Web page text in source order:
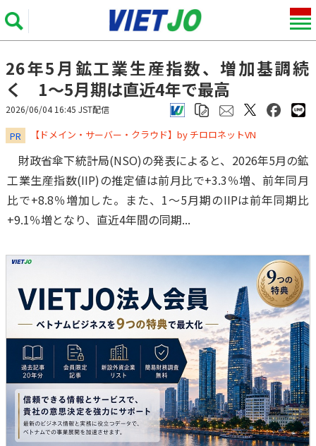
26年5月鉱工業生産指数、増加基調続
く 1～5月期は直近4年で最高
2026/06/04 16:45 JST配信
PR ​​​​​​​【ドメイン・サーバー・クラウド】by チロロネットVN
財政省傘下統計局(NSO)の発表によると、2026年5月の鉱
工業生産指数(IIP)の推定値は前月比で+3.3％増、前年同月
比で+8.8％増加した。また、1～5月期のIIPは前年同期比
+9.1％増となり、直近4年間の同期...